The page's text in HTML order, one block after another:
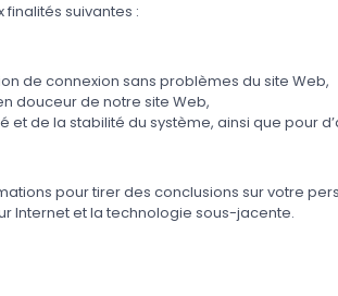
suivantes :
de connexion sans problèmes du site Web,
douceur de notre site Web,
et de la stabilité du système, ainsi que pour
pour tirer des conclusions sur votre
Internet et la technologie sous-jacente.